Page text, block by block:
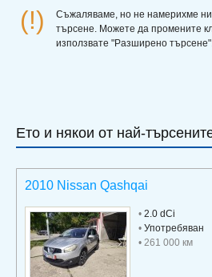
(!)
Съжаляваме, но не намерихме
търсене. Можете да промените
използвате "Разширено
Ето и някои от най-
2010 Nissan Qashqai
• 2.0 dCi
• Употребяван
• 261 000 км